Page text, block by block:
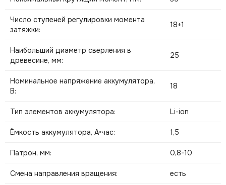
Число ступеней регулировки момента
затяжки:
18+1
Наибольший диаметр сверления в
древесине, мм:
25
Номинальное напряжение аккумулятора,
В:
18
Тип элементов аккумулятора: Li-ion
Ёмкость аккумулятора, А•час: 1,5
Патрон, мм: 0,8-10
Смена направления вращения: есть